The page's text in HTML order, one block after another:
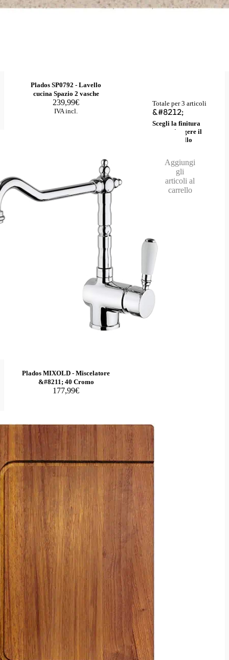
Plados SP0792 - Lavello
cucina Spazio 2 vasche
239,99€
IVA incl.
Plados MIXOLD - Miscelatore
&#8211; 40 Cromo
177,99€
Totale per 3 articoli
&#8212;
Scegli la finitura
per aggiungere il
kit al carrello
Aggiungi
gli
articoli al
carrello